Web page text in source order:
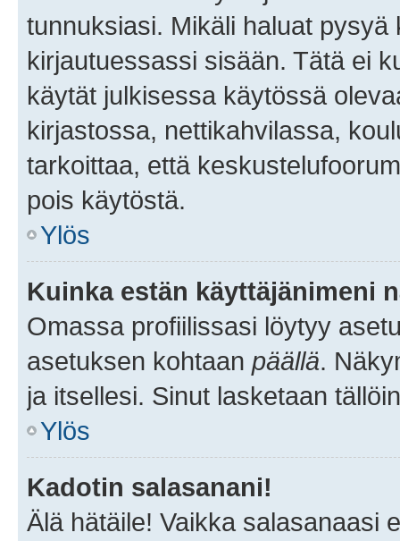
tunnuksiasi. Mikäli haluat
kirjautuessassi sisään. Tätä ei
käytät julkisessa käytössä
kirjastossa, nettikahvilassa,
tarkoittaa, että
pois käytöstä.
Ylös
Kuinka estän käyttäjänimeni
Omassa profiilissasi löytyy
asetuksen kohtaan päällä.
ja itsellesi. Sinut lasketaan
Ylös
Kadotin salasanani!
Älä hätäile! Vaikka salasanaasi